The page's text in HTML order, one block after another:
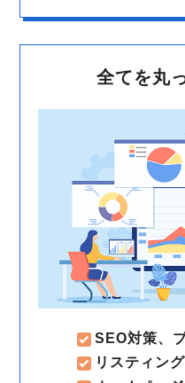
全てを丸
SEO対策、
リスティン